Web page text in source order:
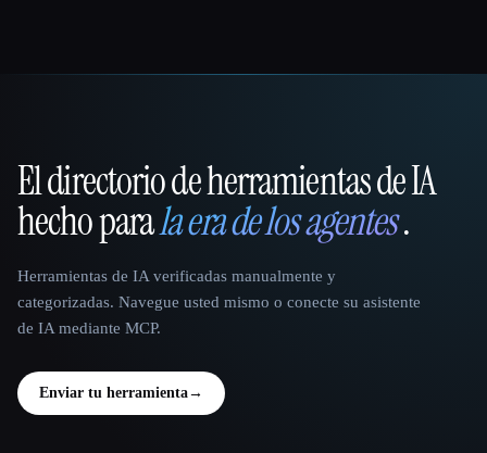
That AI Collection
El directorio de herramientas de IA
hecho parala era de los agentes.
Herramientas de IA verificadas manualmente y
categorizadas. Navegue usted mismo o conecte su asistente
de IA mediante MCP.
Enviar tu herramienta→